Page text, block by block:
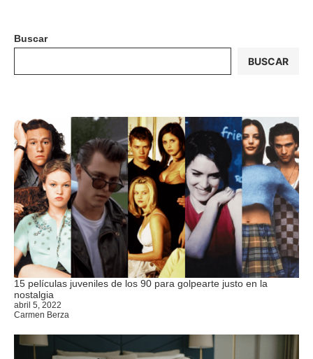
Buscar
BUSCAR
15 películas juveniles de los 90 para golpearte justo en la
nostalgia
abril 5, 2022
Carmen Berza